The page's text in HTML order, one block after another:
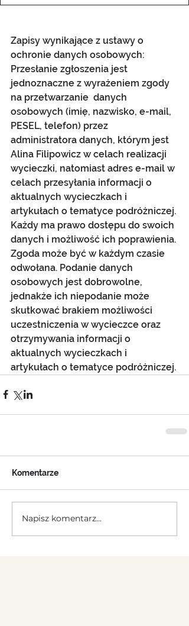
Zapisy wynikające z ustawy o
ochronie danych osobowych:
Przesłanie zgłoszenia jest
jednoznaczne z wyrażeniem zgody
na przetwarzanie  danych
osobowych (imię, nazwisko, e-mail,
PESEL, telefon) przez
administratora danych, którym jest
Alina Filipowicz w celach realizacji
wycieczki, natomiast adres e-mail w
celach przesyłania informacji o
aktualnych wycieczkach i
artykułach o tematyce podróżniczej.
Każdy ma prawo dostępu do swoich
danych i możliwość ich poprawienia.
Zgoda może być w każdym czasie
odwołana. Podanie danych
osobowych jest dobrowolne,
jednakże ich niepodanie może
skutkować brakiem możliwości
uczestniczenia w wycieczce oraz
otrzymywania informacji o
aktualnych wycieczkach i
artykułach o tematyce podróżniczej.
Komentarze
Napisz komentarz...